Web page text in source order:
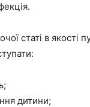
статі в якості
дитини;